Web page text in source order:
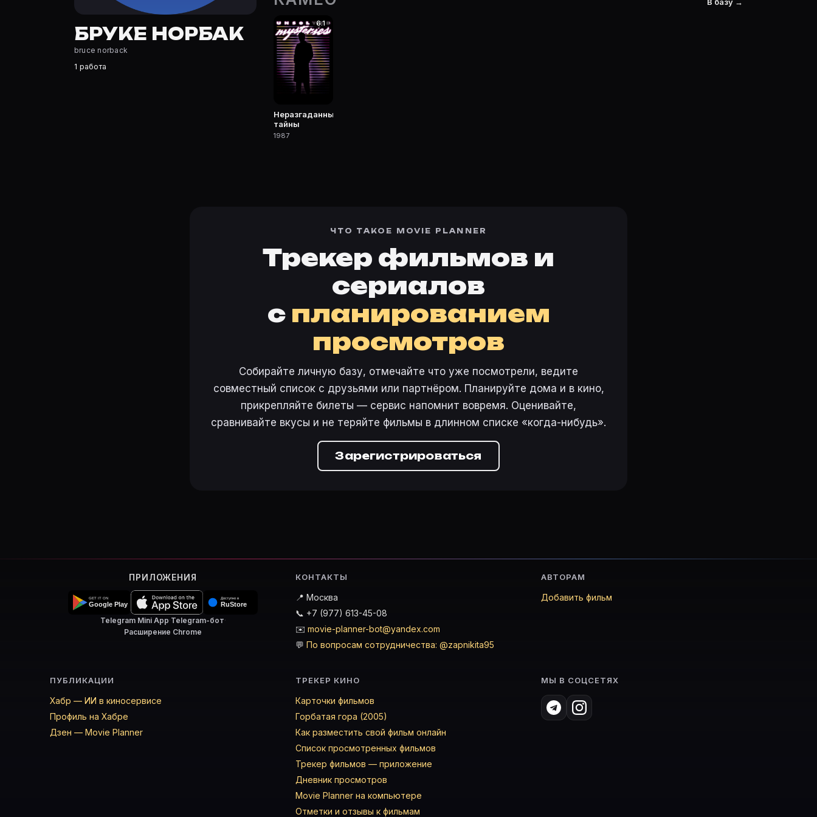
Где открыть фильмографию Бруке Норбак?
На Movie Planner: https://movie-planner.ru/s/7177166 — фильмы, сериалы, роли и фото.
БРУКЕ НОРБАК
bruce norback
1 работа
6.1
Неразгаданные
тайны
1987
ЧТО ТАКОЕ MOVIE PLANNER
Трекер фильмов и
сериалов
с планированием
просмотров
Собирайте личную базу, отмечайте что уже посмотрели, ведите
совместный список с друзьями или партнёром. Планируйте дома и в кино,
прикрепляйте билеты — сервис напомнит вовремя. Оценивайте,
сравнивайте вкусы и не теряйте фильмы в длинном списке «когда-нибудь».
Зарегистрироваться
ПРИЛОЖЕНИЯ
Telegram Mini App·Telegram-бот·
Расширение Chrome
КОНТАКТЫ
📍 Москва
📞 +7 (977) 613-45-08
✉️ movie-planner-bot@yandex.com
💬 По вопросам сотрудничества: @zapnikita95
АВТОРАМ
Добавить фильм
ПУБЛИКАЦИИ
Хабр — ИИ в киносервисе
Профиль на Хабре
Дзен — Movie Planner
ТРЕКЕР КИНО
Карточки фильмов
Горбатая гора (2005)
Как разместить свой фильм онлайн
Список просмотренных фильмов
Трекер фильмов — приложение
Дневник просмотров
Movie Planner на компьютере
Отметки и отзывы к фильмам
МЫ В СОЦСЕТЯХ